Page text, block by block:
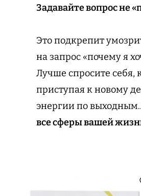
Задавайте вопрос не
Это подкрепит
на запрос «почему я
Лучше спросите себя,
приступая к новому
энергии по
все сферы вашей